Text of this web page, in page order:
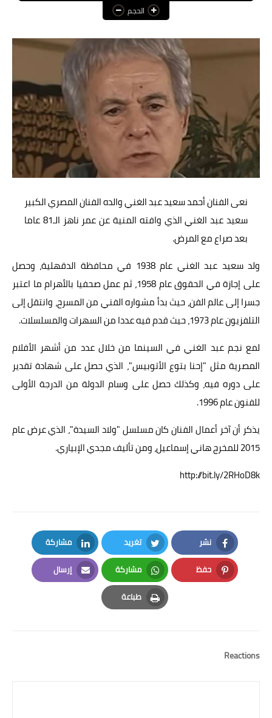
عالم المرأة
فن وثقافة
أخبار مصر
أخبار عربية
أخبار النجوم
أخبار العالم
الحجم
نعى الفنان أحمد سعيد عبد الغني والده الفنان المصري الكبير
سعيد عبد الغني الذي وافته المنية عن عمر ناهز الـ81 عاما
بعد صراع مع المرض.
ولد سعيد عبد الغني عام 1938 في محافظة الدقهلية، وحصل
على إجازة في الحقوق عام 1958، ثم عمل صحفيا بالأهرام ما اعتبر
جسرا إلى عالم الفن، حيث بدأ مشواره الفني من المسرح، وانتقل إلى
التلفزيون عام 1973، حيث قدم فيه عددا من السهرات والمسلسلات.
لمع نجم عبد الغني في السينما من خلال عدد من أشهر الأفلام
المصرية مثل "إحنا بتوع الأتوبيس"، الذي حصل على شهادة تقدير
على دوره فيه، وكذلك حصل على وسام الدولة من الدرجة الأولى
للفنون عام 1996.
يذكر أن آخر أعمال الفنان كان مسلسل "ولاد السيدة"، الذي عرض عام
2015 للمخرج هاني إسماعيل، ومن تأليف مجدي الإبياري.
http://bit.ly/2RHoD8k
نشر
Facebook
تغريد
Twitter
مشاركة
LinkedIn
حفظ
Pinterest
مشاركة
Whatsapp
إرسال
Email
طباعة
Print
Reactions